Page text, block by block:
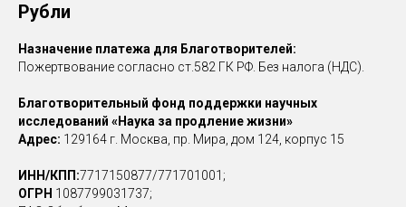
Рубли
Назначение платежа для Благотворителей:
Пожертвование согласно ст.582 ГК РФ. Без налога (НДС).
Благотворительный фонд поддержки научных
исследований «Наука за продление жизни»
Адрес: 129164 г. Москва, пр. Мира, дом 124, корпус 15
ИНН/КПП:7717150877/771701001;
ОГРН 1087799031737;